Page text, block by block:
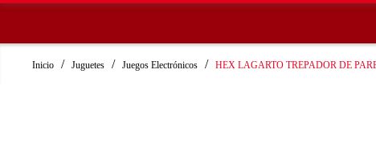
Inicio Juguetes Juegos Electrónicos HEX LAGARTO TREPADOR DE